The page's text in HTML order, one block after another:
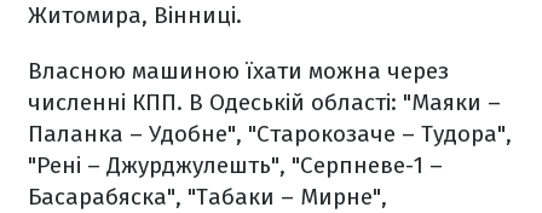
Житомира, Вінниці.
Власною машиною їхати можна через
численні КПП. В Одеській області: "Маяки –
Паланка – Удобне", "Старокозаче – Тудора",
"Рені – Джурджулешть", "Серпневе-1 –
Басарабяска", "Табаки – Мирне",